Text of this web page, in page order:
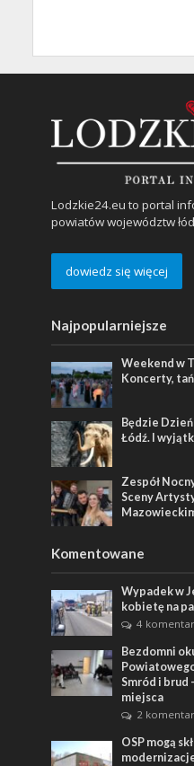
Lodzkie24.eu to portal
powiatów województw
dowiedz się więcej
Najpopularniejsze
Weekend w
Koncerty,
Będzie
Łódź. I
Zespół
Sceny
Komentowane
Wypadek w
kobietę na
4
Bezdomni
Smród i brud
miejsca
2
OSP mogą